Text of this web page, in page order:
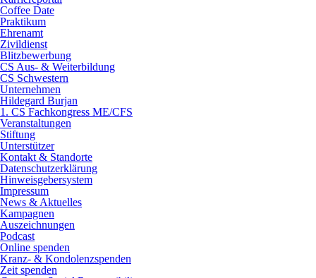
Coffee Date
Praktikum
Ehrenamt
Zivildienst
Blitzbewerbung
CS Aus- & Weiterbildung
CS Schwestern
Unternehmen
Hildegard Burjan
1. CS Fachkongress ME/CFS
Veranstaltungen
Stiftung
Unterstützer
Kontakt & Standorte
Datenschutzerklärung
Hinweisgebersystem
Impressum
News & Aktuelles
Kampagnen
Auszeichnungen
Podcast
Online spenden
Kranz- & Kondolenzspenden
Zeit spenden